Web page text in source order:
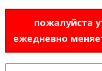
пожалуйста
ежедневно